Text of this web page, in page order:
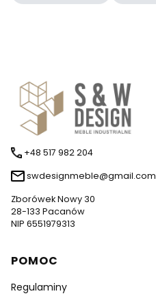
+48 517 982 204
swdesignmeble@gmail.com
Zborówek Nowy 30
28-133 Pacanów
NIP 6551979313
Linki w stopce
POMOC
Regulaminy